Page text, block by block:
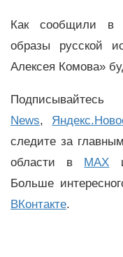
Как сообщили в
образы русской
Алексея Комова»
News,
следите за
области в MAX
Больше
ВКонтакте.